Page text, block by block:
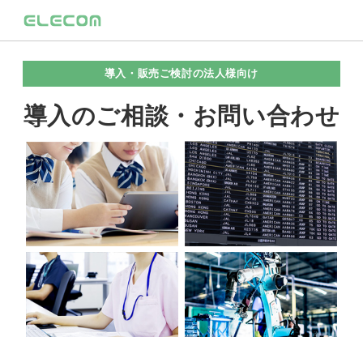
導入・販売ご検討の法人様向け
導入のご相談・お問い合わせ